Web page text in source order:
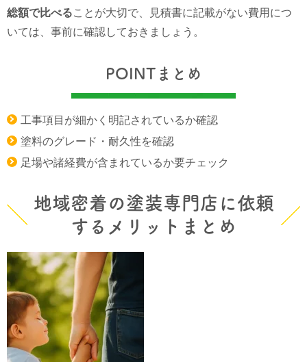
総額で比べることが大切で、見積書に記載がない費用につ
いては、事前に確認しておきましょう。
POINTまとめ
工事項目が細かく明記されているか確認
塗料のグレード・耐久性を確認
足場や諸経費が含まれているか要チェック
地域密着の塗装専門店に依頼
するメリットまとめ